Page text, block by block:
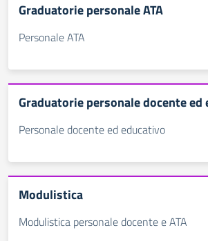
Graduatorie personale ATA
Personale ATA
Graduatorie personale docente ed
Personale docente ed educativo
Modulistica
Modulistica personale docente e ATA